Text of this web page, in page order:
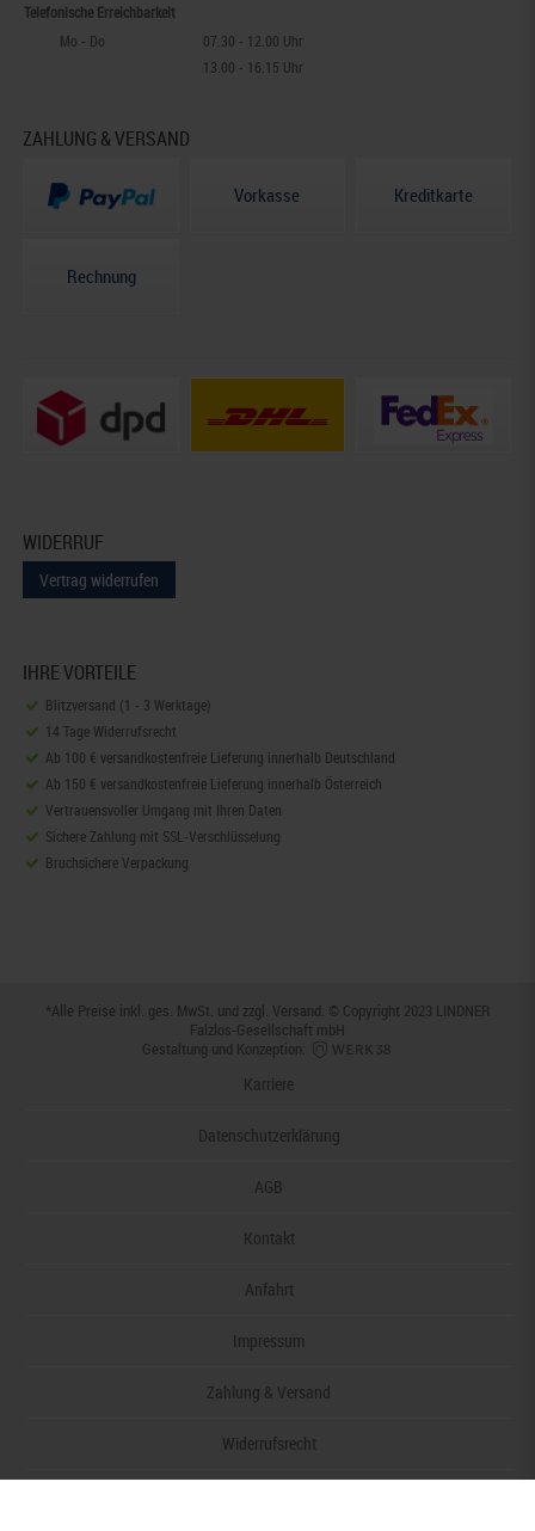
Telefonische Erreichbarkeit
Mo - Do
07.30 - 12.00 Uhr
13.00 - 16.15 Uhr
ZAHLUNG & VERSAND
Vorkasse Kreditkarte
Rechnung
WIDERRUF
Vertrag widerrufen
IHRE VORTEILE
Blitzversand (1 - 3 Werktage)
14 Tage Widerrufsrecht
Ab 100 € versandkostenfreie Lieferung innerhalb Deutschland
Ab 150 € versandkostenfreie Lieferung innerhalb Österreich
Vertrauensvoller Umgang mit Ihren Daten
Sichere Zahlung mit SSL-Verschlüsselung
Bruchsichere Verpackung
*Alle Preise inkl. ges. MwSt. und zzgl. Versand . © Copyright 2023 LINDNER
Falzlos-Gesellschaft mbH
Gestaltung und Konzeption:
Karriere
Datenschutzerklärung
AGB
Kontakt
Anfahrt
Impressum
Zahlung & Versand
Widerrufsrecht